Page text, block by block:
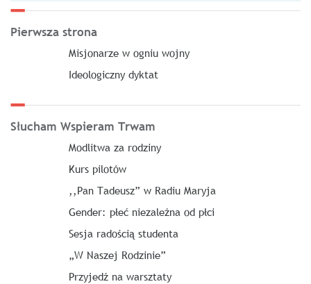
Pierwsza strona
Misjonarze w ogniu wojny
Ideologiczny dyktat
Słucham Wspieram Trwam
Modlitwa za rodziny
Kurs pilotów
,,Pan Tadeusz” w Radiu Maryja
Gender: płeć niezależna od płci
Sesja radością studenta
„W Naszej Rodzinie”
Przyjedź na warsztaty